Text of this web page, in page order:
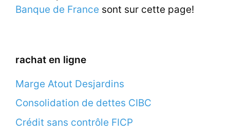
Banque de France sont sur cette page!
rachat en ligne
Marge Atout Desjardins
Consolidation de dettes CIBC
Crédit sans contrôle FICP